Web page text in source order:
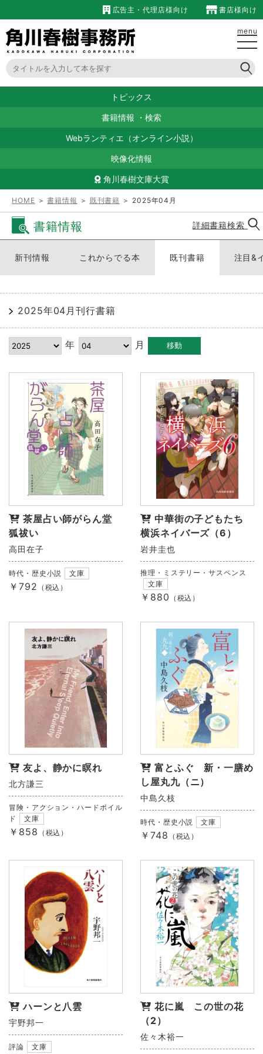
広告主・代理店様向け 書店様向け
menu
トピックス
書籍情報 ・ 検索
Webランティエ（オンライン小説）
映像化情報
角川春樹文庫大賞
HOME ＞書籍情報 ＞ 既刊書籍 ＞ 2025年04月
書籍情報 詳細書籍検索
新刊情報 これからでる本 既刊書籍 注目&
2025年04月刊行書籍
年 月
茶屋占い師がらん堂
狐祓い
高田在子
時代・歴史小説 文庫
￥792 （税込）
中華街の子どもたち
横浜ネイバーズ（6）
岩井圭也
推理・ミステリー・サスペンス
文庫
￥880 （税込）
友よ、静かに瞑れ
北方謙三
冒険・アクション・ハードボイル
ド
文庫
￥858 （税込）
富とふぐ 新・一膳め
し屋丸九（ニ）
中島久枝
時代・歴史小説 文庫
￥748 （税込）
ハーンと八雲
宇野邦一
評論 文庫
花に嵐 この世の花
（2）
佐々木裕一